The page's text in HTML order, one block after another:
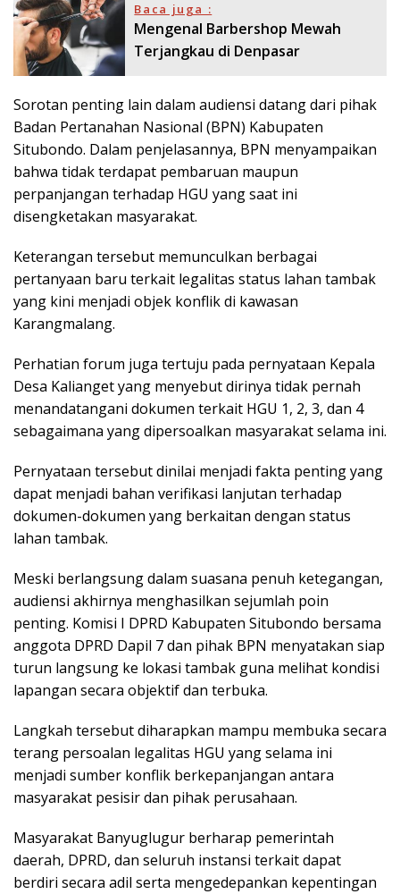
Baca juga :
Mengenal Barbershop Mewah
Terjangkau di Denpasar
Sorotan penting lain dalam audiensi datang dari pihak
Badan Pertanahan Nasional (BPN) Kabupaten
Situbondo. Dalam penjelasannya, BPN menyampaikan
bahwa tidak terdapat pembaruan maupun
perpanjangan terhadap HGU yang saat ini
disengketakan masyarakat.
Keterangan tersebut memunculkan berbagai
pertanyaan baru terkait legalitas status lahan tambak
yang kini menjadi objek konflik di kawasan
Karangmalang.
Perhatian forum juga tertuju pada pernyataan Kepala
Desa Kalianget yang menyebut dirinya tidak pernah
menandatangani dokumen terkait HGU 1, 2, 3, dan 4
sebagaimana yang dipersoalkan masyarakat selama ini.
Pernyataan tersebut dinilai menjadi fakta penting yang
dapat menjadi bahan verifikasi lanjutan terhadap
dokumen-dokumen yang berkaitan dengan status
lahan tambak.
Meski berlangsung dalam suasana penuh ketegangan,
audiensi akhirnya menghasilkan sejumlah poin
penting. Komisi I DPRD Kabupaten Situbondo bersama
anggota DPRD Dapil 7 dan pihak BPN menyatakan siap
turun langsung ke lokasi tambak guna melihat kondisi
lapangan secara objektif dan terbuka.
Langkah tersebut diharapkan mampu membuka secara
terang persoalan legalitas HGU yang selama ini
menjadi sumber konflik berkepanjangan antara
masyarakat pesisir dan pihak perusahaan.
Masyarakat Banyuglugur berharap pemerintah
daerah, DPRD, dan seluruh instansi terkait dapat
berdiri secara adil serta mengedepankan kepentingan